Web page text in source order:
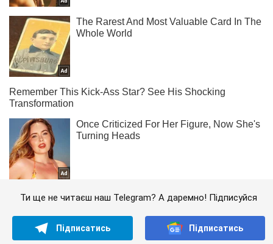
Ти ще не читаєш наш Telegram? А даремно! Підписуйся
Підписатись Підписатись